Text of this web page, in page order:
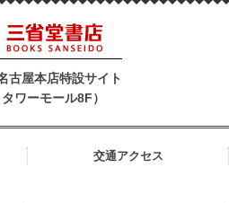
古屋本店特設サイト
タワーモール8F）
交通アクセス